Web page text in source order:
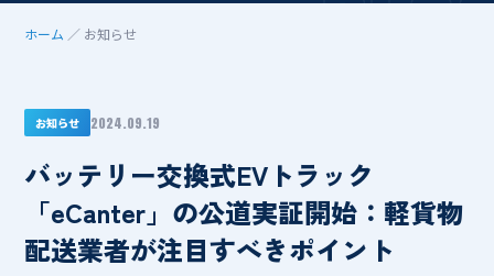
ホーム ／ お知らせ
お知らせ 2024.09.19
バッテリー交換式EVトラック
「eCanter」の公道実証開始：軽貨物
配送業者が注目すべきポイント